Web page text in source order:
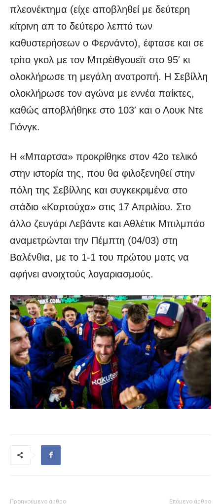
πλεονέκτημα (είχε αποβληθεί με δεύτερη
κίτρινη απ το δεύτερο λεπτό των
καθυστερήσεων ο Φερνάντο), έφτασε και σε
τρίτο γκολ με τον Μπρέιθγουεϊτ στο 95′ κι
ολοκλήρωσε τη μεγάλη ανατροπή. Η Σεβίλλη
ολοκλήρωσε τον αγώνα με εννέα παίκτες,
καθώς αποβλήθηκε στο 103′ και ο Λουκ Ντε
Γιόνγκ.
Η «Μπαρτσα» προκρίθηκε στον 42ο τελικό
στην ιστορία της, που θα φιλοξενηθεί στην
πόλη της Σεβίλλης και συγκεκριμένα στο
στάδιο «Καρτούχα» στις 17 Απριλίου. Στο
άλλο ζευγάρι Λεβάντε και Αθλέτικ Μπιλμπάο
αναμετρώνται την Πέμπτη (04/03) στη
Βαλένθια, με το 1-1 του πρώτου ματς να
αφήνει ανοιχτούς λογαριασμούς.
Προηγούμενο άρθρο Επόμενο άρθρο